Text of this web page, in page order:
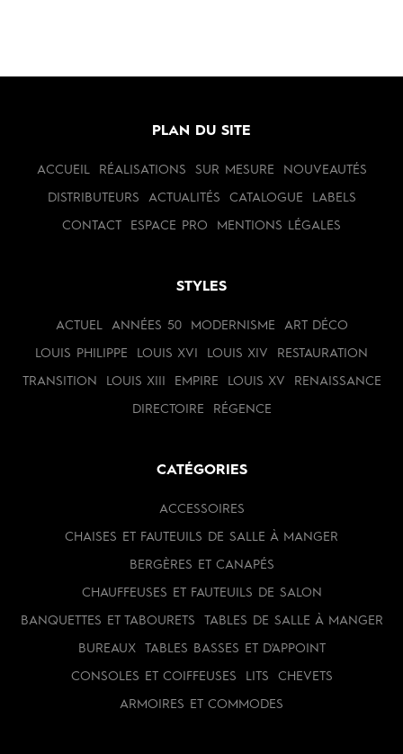
PLAN DU SITE
ACCUEIL RÉALISATIONS SUR MESURE NOUVEAUTÉS
DISTRIBUTEURS ACTUALITÉS CATALOGUE LABELS
CONTACT ESPACE PRO MENTIONS LÉGALES
STYLES
ACTUEL ANNÉES 50 MODERNISME ART DÉCO
LOUIS PHILIPPE LOUIS XVI LOUIS XIV RESTAURATION
TRANSITION LOUIS XIII EMPIRE LOUIS XV RENAISSANCE
DIRECTOIRE RÉGENCE
CATÉGORIES
ACCESSOIRES
CHAISES ET FAUTEUILS DE SALLE À MANGER
BERGÈRES ET CANAPÉS
CHAUFFEUSES ET FAUTEUILS DE SALON
BANQUETTES ET TABOURETS TABLES DE SALLE À MANGER
BUREAUX TABLES BASSES ET D'APPOINT
CONSOLES ET COIFFEUSES LITS CHEVETS
ARMOIRES ET COMMODES